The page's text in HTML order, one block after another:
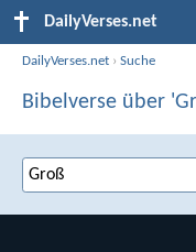
DailyVerses.net
DailyVerses.net ›Suche
Bibelverse über